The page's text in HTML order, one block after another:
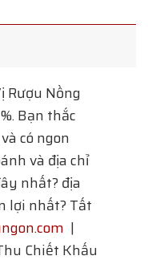
Rượu Nồng
Bạn thắc
có ngon
và địa chỉ
nhất? địa
lợi nhất? Tất
|
Chiết Khấu